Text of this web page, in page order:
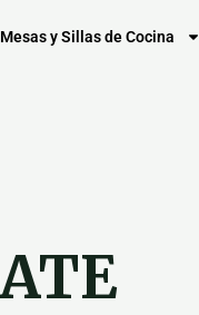
Mesas y Sillas de Cocina